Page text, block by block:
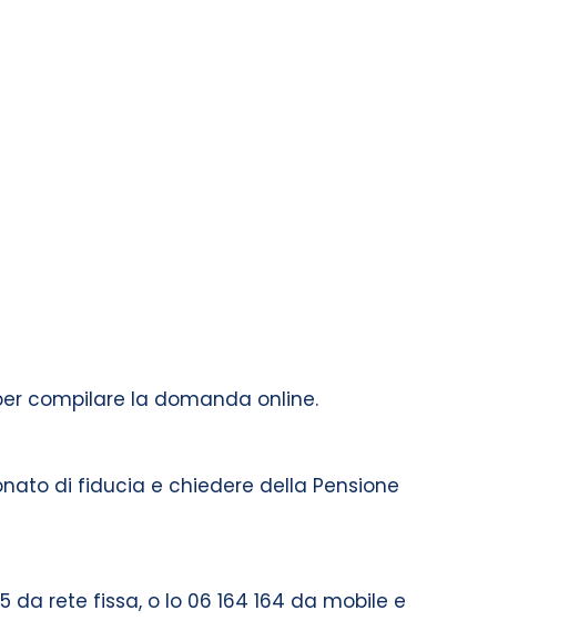
compilare la domanda online.
di fiducia e chiedere della Pensione
rete fissa, o lo 06 164 164 da mobile e